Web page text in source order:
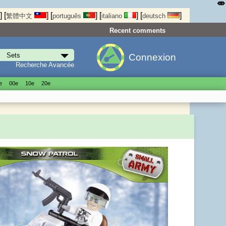
] [繁體中文 ] [português ] [italiano ] [deutsch ]
Recent comments
Recherche Avancée
Connexion
00е 10е 20е
⤄